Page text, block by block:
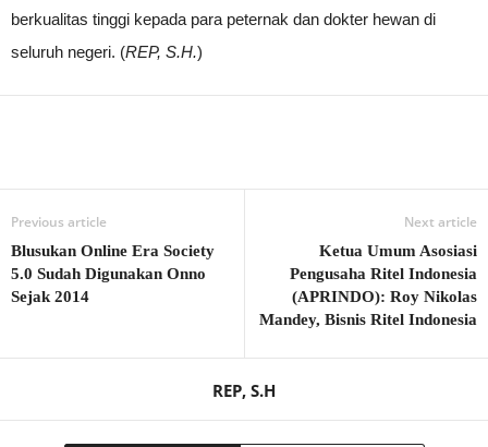
berkualitas tinggi kepada para peternak dan dokter hewan di
seluruh negeri. (REP, S.H.)
Previous article
Blusukan Online Era Society
5.0 Sudah Digunakan Onno
Sejak 2014
Next article
Ketua Umum Asosiasi
Pengusaha Ritel Indonesia
(APRINDO): Roy Nikolas
Mandey, Bisnis Ritel Indonesia
REP, S.H